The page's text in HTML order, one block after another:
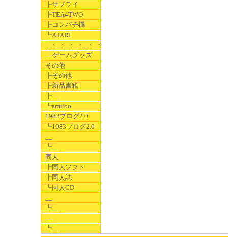
┣サプライ
┣TEA4TWO
┣コンパチ機
┗ATARI
__:__:__:__:__:__:__
__ゲームグッズ
その他
┣その他
┣新品書籍
┣__
┗amiibo
1983ブログ2.0
┗1983ブログ2.0
┗__
同人
┣同人ソフト
┣同人誌
┗同人CD
┗__
┗__